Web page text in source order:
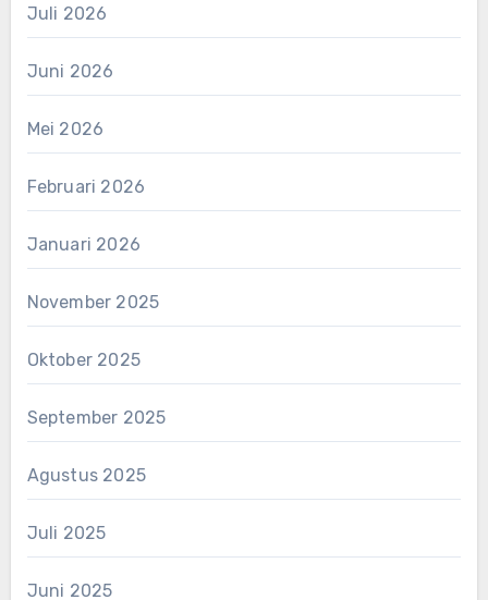
Juli 2026
Juni 2026
Mei 2026
Februari 2026
Januari 2026
November 2025
Oktober 2025
September 2025
Agustus 2025
Juli 2025
Juni 2025